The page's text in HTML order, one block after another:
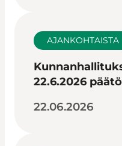
AJANKOHTAISTA
22.6.2026
22.06.2026